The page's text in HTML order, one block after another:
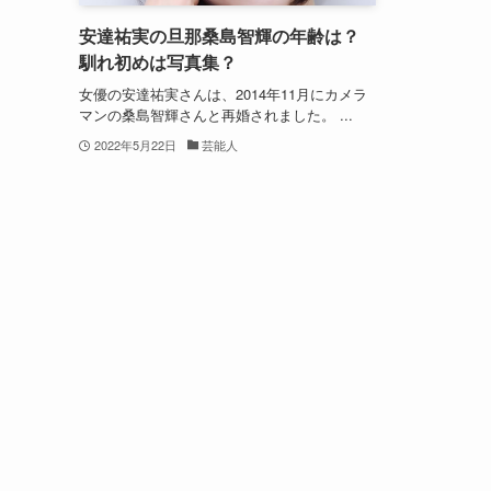
安達祐実の旦那桑島智輝の年齢は？
馴れ初めは写真集？
女優の安達祐実さんは、2014年11月にカメラ
マンの桑島智輝さんと再婚されました。 ...
2022年5月22日 芸能人